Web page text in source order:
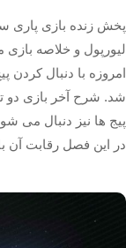
پخش زنده بازی پاری
لیورپول و خلاصه
امروزه با دنبال
شد. شرح آخر بازی دو
پیج ها نیز دنبال می
در این فصل رقابت آن